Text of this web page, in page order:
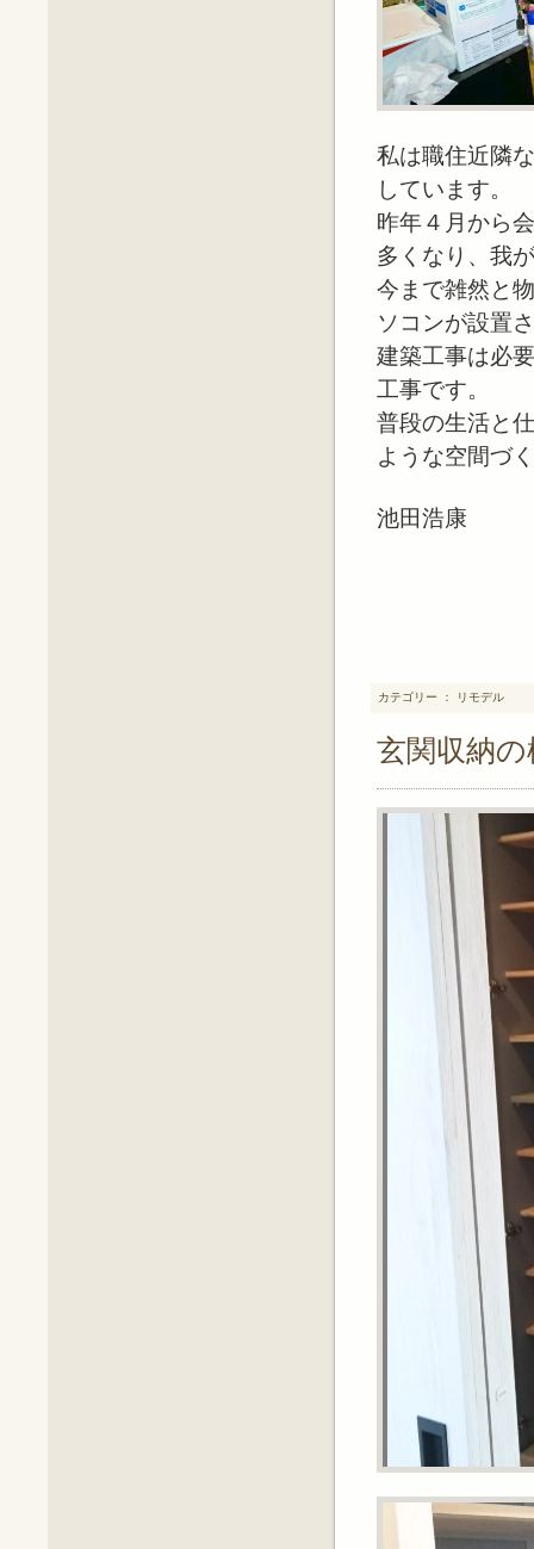
私は職住近隣
しています。
昨年４月から
多くなり、我
今まで雑然と
ソコンが設置
建築工事は必
工事です。
普段の生活と
ような空間づ
池田浩康
カテゴリー ： リモデル
玄関収納